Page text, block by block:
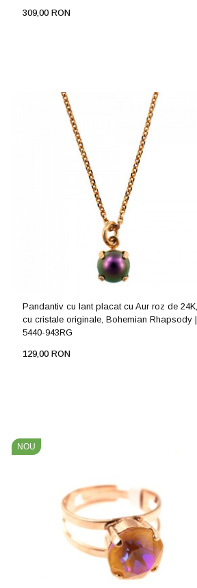
309,00 RON
Pandantiv cu lant placat cu Aur roz de 24K,
cu cristale originale, Bohemian Rhapsody |
5440-943RG
129,00 RON
NOU